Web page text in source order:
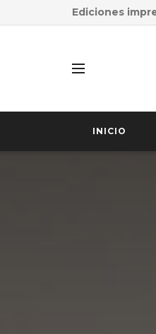
Ediciones
INICIO